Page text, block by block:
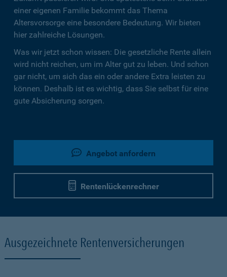
einer eigenen Familie bekommt das Thema
Altersvorsorge eine besondere Bedeutung. Wir bieten
hier zahlreiche Lösungen.
Was wir jetzt schon wissen: Die gesetzliche Rente allein
wird nicht reichen, um im Alter gut zu leben. Und schon
gar nicht, um sich das ein oder andere Extra leisten zu
können. Deshalb ist es wichtig, dass Sie selbst für eine
gute Absicherung sorgen.
Angebot anfordern
Rentenlückenrechner
Ausgezeichnete Rentenversicherungen